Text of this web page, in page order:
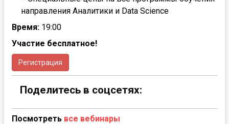
направления Аналитики и Data Science
Время: 19:00
Участие бесплатное!
Регистрация
Поделитесь в соцсетях:
Посмотреть все вебинары